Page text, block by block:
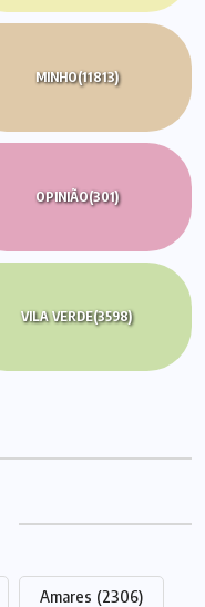
MINHO(11813)
OPINIÃO(301)
VILA VERDE(3598)
Amares (2306)